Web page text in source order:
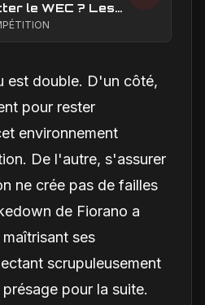
le WEC ? Les
enjeux
est double. D'un côté,
pour rester
environnement
De l'autre, s'assurer
ne crée pas de failles
de Fiorano a
ses
scrupuleusement
pour la suite.